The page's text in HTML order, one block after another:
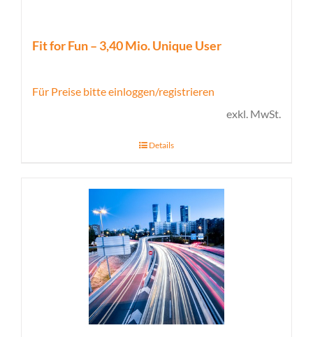
Fit for Fun – 3,40 Mio. Unique User
Für Preise bitte einloggen/registrieren
exkl. MwSt.
Details